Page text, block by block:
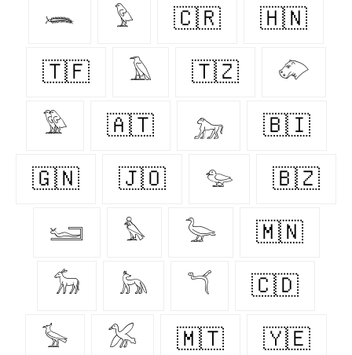
𓆨 𓅱 🇨🇷 🇭🇳
🇹🇫 𓄿 🇹🇿 𓄁
𓅳 🇦🇹 𓃷 🇧🇮
🇬🇳 🇯🇴 𓅰 🇧🇿
𓆒 𓅊 𓅬 🇲🇳
𓃘 𓃦 𓆔 🇨🇩
𓅚 𓅮 🇲🇹 🇾🇪